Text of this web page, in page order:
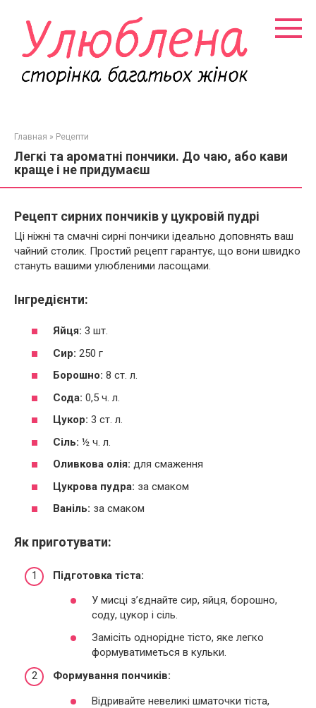
контенту
Главная » Рецепти
Легкі та ароматні пончики. До чаю, або кави
краще і не придумаєш
Рецепт сирних пончиків у цукровій пудрі
Ці ніжні та смачні сирні пончики ідеально доповнять ваш
чайний столик. Простий рецепт гарантує, що вони швидко
стануть вашими улюбленими ласощами.
Інгредієнти:
Яйця: 3 шт.
Сир: 250 г
Борошно: 8 ст. л.
Сода: 0,5 ч. л.
Цукор: 3 ст. л.
Сіль: ½ ч. л.
Оливкова олія: для смаження
Цукрова пудра: за смаком
Ваніль: за смаком
Як приготувати:
Підготовка тіста:
У мисці з’єднайте сир, яйця, борошно,
соду, цукор і сіль.
Замісіть однорідне тісто, яке легко
формуватиметься в кульки.
Формування пончиків:
Відривайте невеликі шматочки тіста,